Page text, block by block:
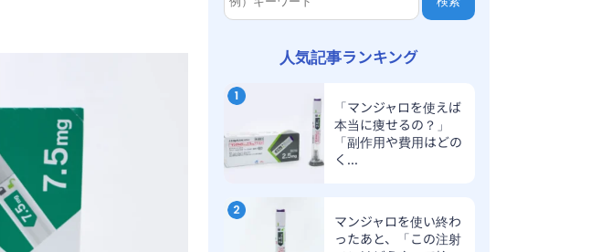
人気記事ランキング
「マンジャロを使えば
本当に痩せるの？」
「副作用や費用はどの
く...
マンジャロを使い終わ
ったあと、「この注射